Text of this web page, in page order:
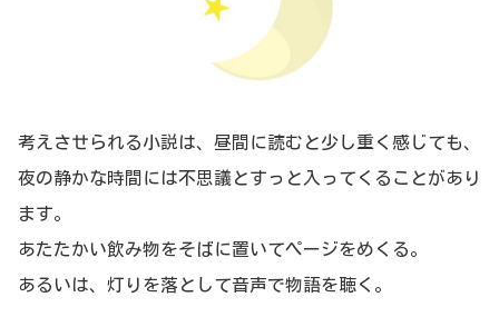
考えさせられる小説は、昼間に読むと少し重く感じても、
夜の静かな時間には不思議とすっと入ってくることがあり
ます。
あたたかい飲み物をそばに置いてページをめくる。
あるいは、灯りを落として音声で物語を聴く。